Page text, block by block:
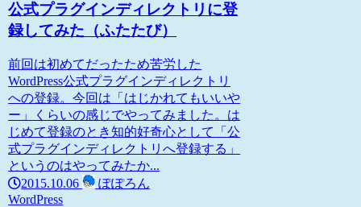
公式プラグインディレクトリに登
録してみた（ふたたび）
前回は初めてだったため苦労した
WordPress公式プラグインディレクトリ
への登録。今回は「はじかれてもいいや
ー」くらいの感じでやってみました。は
じめて登録のとき知的好奇心として「公
式プラグインディレクトリへ登録する」
というのはやってみたか...
2015.10.06
ぽぽろん
WordPress